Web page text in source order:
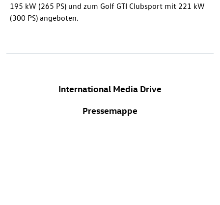
195 kW (265 PS) und zum Golf GTI Clubsport mit 221 kW
(300 PS) angeboten.
International Media Drive
Pressemappe